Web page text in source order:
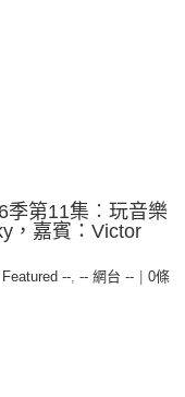
季第11集︰玩音樂
，嘉賓：Victor
--, -- 網台 --
0條